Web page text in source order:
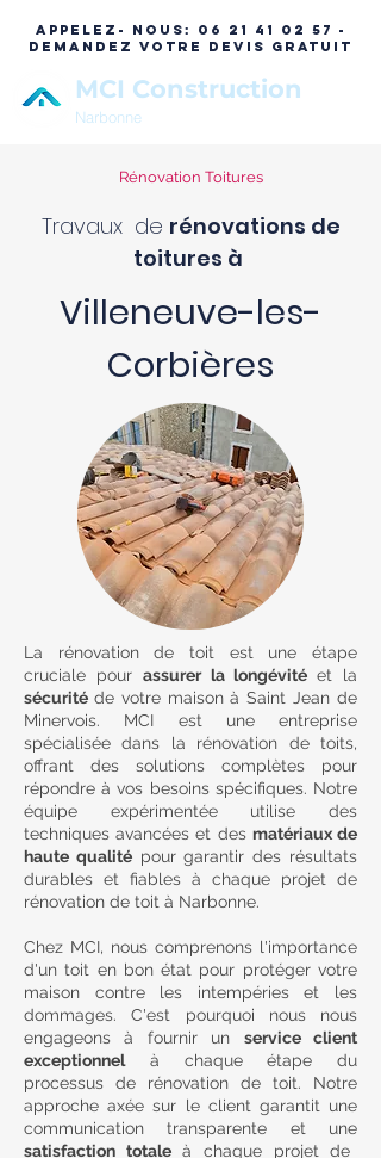
APPELEZ- NOUS:
06 21 41 02 57 -
DEMANDEZ VOTRE DEVIS GRATUIT
MCI Construction
Narbonne
Rénovation Toitures
Travaux de rénovations de
toitures à
Villeneuve-les-
Corbières
La rénovation de toit est une étape
cruciale pour assurer la longévitéet la
sécurité de votre maison à Saint Jean de
Minervois. MCI est une entreprise
spécialisée dans la rénovation de toits,
offrant des solutions complètes pour
répondre à vos besoins spécifiques. Notre
équipe expérimentée utilise des
techniques avancées et des matériaux de
haute qualitépour garantir des résultats
durables et fiables à chaque projet de
rénovation de toit à Narbonne.
Chez MCI, nous comprenons l'importance
d'un toit en bon état pour protéger votre
maison contre les intempéries et les
dommages. C'est pourquoi nous nous
engageons à fournir un service client
exceptionnelà chaque étape du
processus de rénovation de toit. Notre
approche axée sur le client garantit une
communication transparente et une
satisfaction totaleà chaque projet de